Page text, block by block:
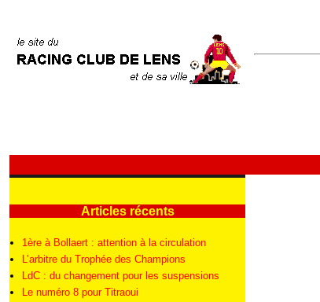
Articles récents
1ère à Bollaert : attention à la circulation
L’arbitre du Trophée des Champions
LdC : du changement pour les suspensions
Le numéro 8 pour Titraoui